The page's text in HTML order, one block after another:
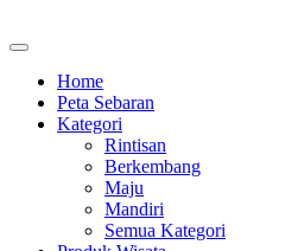
Home
Peta Sebaran
Kategori
Rintisan
Berkembang
Maju
Mandiri
Semua Kategori